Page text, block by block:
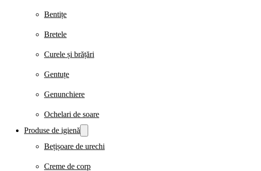
Bentițe
Bretele
Curele și brățări
Gentuțe
Genunchiere
Ochelari de soare
Produse de igienă
Bețișoare de urechi
Creme de corp